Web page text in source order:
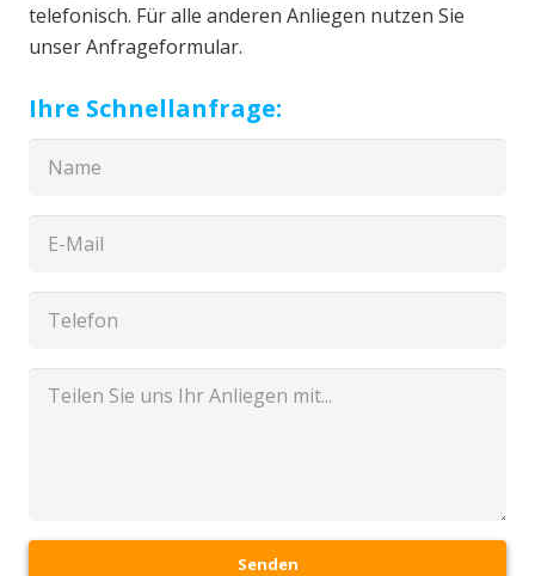
telefonisch. Für alle anderen Anliegen nutzen Sie
unser Anfrageformular.
Ihre Schnellanfrage:
Senden